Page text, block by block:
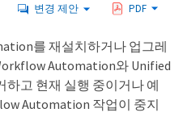
변경 제안 PDF
를 재설치하거나 업그레
Automation와 Unified
하고 현재 실행 중이거나 예
Automation 작업이 중지